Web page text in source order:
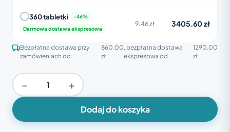
360 tabletki
Darmowa dostawa ekspresowa
9.46 zł 3405.60 zł
Bezpłatna dostawa przy
zamówieniach od
860.00
zł
, bezpłatna dostawa
ekspresowa od
1290.00
zł
− +
Dodaj do koszyka